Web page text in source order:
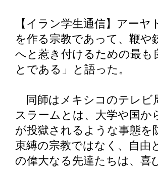
【イラン学生通信】アー
を作る宗教であって、鞭や
へと惹き付けるための最も
とである」と語った。
同師はメキシコのテレビ
スラームとは、大学や国か
が投獄されるような事態
束縛の宗教ではなく、自由
の偉大なる先達たちは、喜